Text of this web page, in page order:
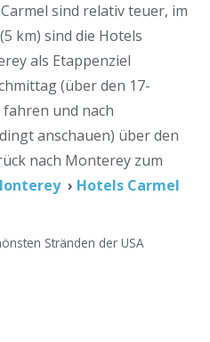
sind relativ teuer, im
km) sind die Hotels
als Etappenziel
(über den 17-
und nach
anschauen) über den
nach Monterey zum
› Hotels Carmel
Stränden der USA